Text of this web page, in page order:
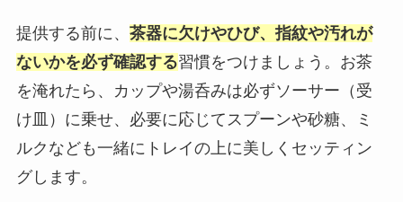
提供する前に、 茶器に欠けやひび、指紋や汚れが
ないかを必ず確認する習慣をつけましょう。お茶
を淹れたら、カップや湯呑みは必ずソーサー（受
け皿）に乗せ、必要に応じてスプーンや砂糖、ミ
ルクなども一緒にトレイの上に美しくセッティン
グします。